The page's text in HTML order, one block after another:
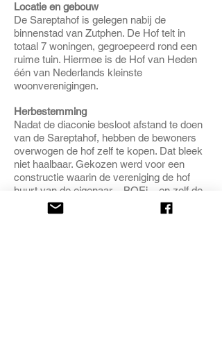
Locatie en gebouw
De Sareptahof is gelegen nabij de
binnenstad van Zutphen. De Hof telt in
totaal 7 woningen, gegroepeerd rond een
ruime tuin. Hiermee is de Hof van Heden
één van Nederlands kleinste
woonverenigingen.
Herbestemming
Nadat de diaconie besloot afstand te doen
van de Sareptahof, hebben de bewoners
overwogen de hof zelf te kopen. Dat bleek
niet haalbaar. Gekozen werd voor een
constructie waarin de vereniging de hof
huurt van de eigenaar – BOEi – en zelf de
dagelijkse gang van zaken bestiert,
waaronder onderhoud en de verhuur van